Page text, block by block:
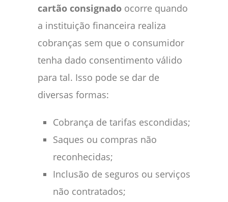
cartão consignado ocorre quando
a instituição financeira realiza
cobranças sem que o consumidor
tenha dado consentimento válido
para tal. Isso pode se dar de
diversas formas:
Cobrança de tarifas escondidas;
Saques ou compras não
reconhecidas;
Inclusão de seguros ou serviços
não contratados;